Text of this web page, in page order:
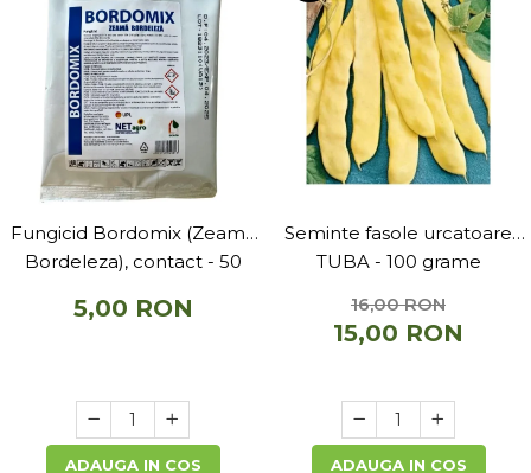
Fungicid Bordomix (Zeama
Bordeleza), contact - 50
5,00 RON
ADAUGA IN COS
Seminte fasole urcatoare
TUBA - 100 grame
16,00 RON
15,00 RON
ADAUGA IN COS